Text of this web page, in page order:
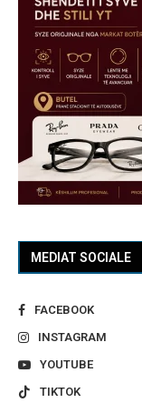
MEDIAT SOCIALE
FACEBOOK
INSTAGRAM
YOUTUBE
TIKTOK